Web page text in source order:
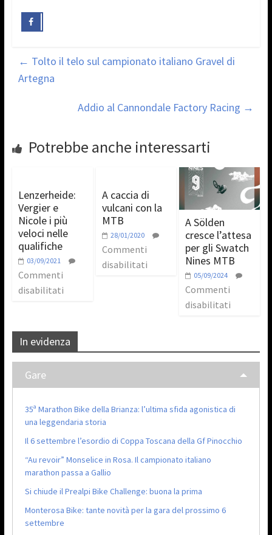
← Tolto il telo sul campionato italiano Gravel di
Artegna
Addio al Cannondale Factory Racing →
Potrebbe anche interessarti
Lenzerheide:
Vergier e
Nicole i più
veloci nelle
qualifiche
03/09/2021
Commenti
disabilitati
A caccia di
vulcani con la
MTB
28/01/2020
Commenti
disabilitati
A Sölden
cresce l’attesa
per gli Swatch
Nines MTB
05/09/2024
Commenti
disabilitati
In evidenza
Gare
35ª Marathon Bike della Brianza: l’ultima sfida agonistica di
una leggendaria storia
Il 6 settembre l’esordio di Coppa Toscana della Gf Pinocchio
“Au revoir” Monselice in Rosa. Il campionato italiano
marathon passa a Gallio
Si chiude il Prealpi Bike Challenge: buona la prima
Monterosa Bike: tante novità per la gara del prossimo 6
settembre